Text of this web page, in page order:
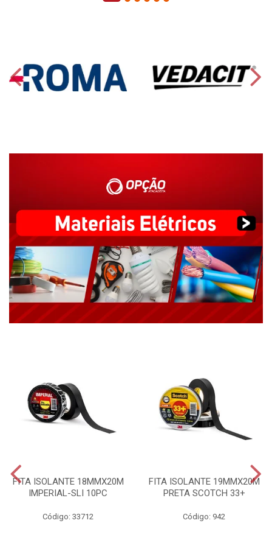
FITA ISOLANTE 18MMX20M
IMPERIAL-SLI 10PC
Código: 33712
FITA ISOLANTE 19MMX20M
PRETA SCOTCH 33+
Código: 942